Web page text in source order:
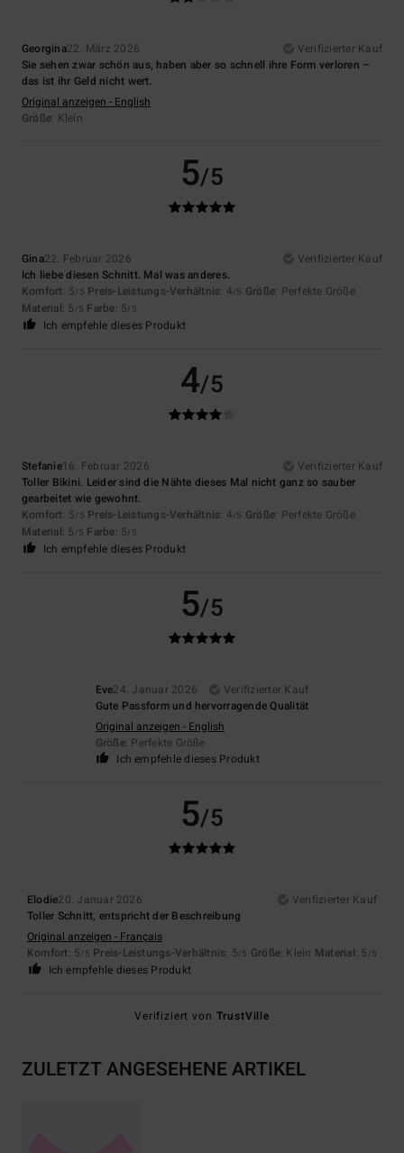
Georgina22. März 2026
Verifizierter Kauf
Sie sehen zwar schön aus, haben aber so schnell ihre Form verloren –
das ist ihr Geld nicht wert.
Original anzeigen - English
Größe: Klein
5/5
Gina22. Februar 2026
Verifizierter Kauf
Ich liebe diesen Schnitt. Mal was anderes.
Komfort: 5/5 Preis-Leistungs-Verhältnis: 4/5 Größe: Perfekte Größe
Material: 5 /5 Farbe: 5/5
Ich empfehle dieses Produkt
4/5
Stefanie16. Februar 2026
Verifizierter Kauf
Toller Bikini. Leider sind die Nähte dieses Mal nicht ganz so sauber
gearbeitet wie gewohnt.
Komfort: 5/5 Preis-Leistungs-Verhältnis: 4/5 Größe: Perfekte Größe
Material: 5 /5 Farbe: 5/5
Ich empfehle dieses Produkt
5/5
Eve24. Januar 2026
Verifizierter Kauf
Gute Passform und hervorragende Qualität
Original anzeigen - English
Größe: Perfekte Größe
Ich empfehle dieses Produkt
5/5
Elodie20. Januar 2026
Verifizierter Kauf
Toller Schnitt, entspricht der Beschreibung
Original anzeigen - Français
Komfort: 5/5 Preis-Leistungs-Verhältnis: 5/5 Größe: Klein Material: 5 /5
Ich empfehle dieses Produkt
Verifiziert von TrustVille
ZULETZT ANGESEHENE ARTIKEL